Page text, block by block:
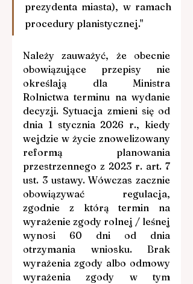
prezydenta miasta), w ramach
procedury planistycznej."
Należy zauważyć, że obecnie
obowiązujące przepisy nie
określają dla Ministra
Rolnictwa terminu na wydanie
decyzji. Sytuacja zmieni się od
dnia 1 stycznia 2026 r., kiedy
wejdzie w życie znowelizowany
reformą planowania
przestrzennego z 2023 r. art. 7
ust. 3 ustawy. Wówczas zacznie
obowiązywać regulacja,
zgodnie z którą termin na
wyrażenie zgody rolnej / leśnej
wynosi 60 dni od dnia
otrzymania wniosku. Brak
wyrażenia zgody albo odmowy
wyrażenia zgody w tym